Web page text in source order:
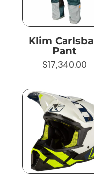
Klim
Pant
$17,340.00